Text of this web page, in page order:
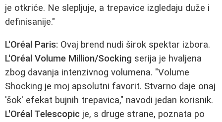
je otkriće. Ne slepljuje, a trepavice izgledaju duže i
definisanije."
L'Oréal Paris: Ovaj brend nudi širok spektar izbora.
L'Oréal Volume Million/Socking serija je hvaljena
zbog davanja intenzivnog volumena. "Volume
Shocking je moj apsolutni favorit. Stvarno daje onaj
'šok' efekat bujnih trepavica," navodi jedan korisnik.
L'Oréal Telescopic je, s druge strane, poznata po